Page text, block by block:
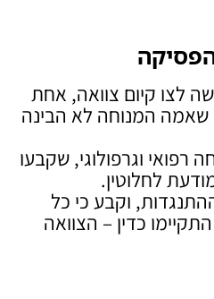
לצו קיום צוואה, אחת
המנוחה לא הבינה
וגרפולוגי, שקבעו
לחלוטין.
וקבע כי כל
כדין – הצוואה